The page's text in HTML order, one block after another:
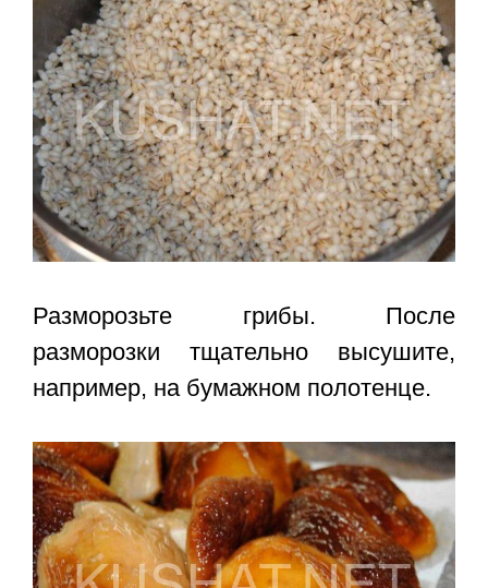
Разморозьте грибы. После
разморозки тщательно высушите,
например, на бумажном полотенце.